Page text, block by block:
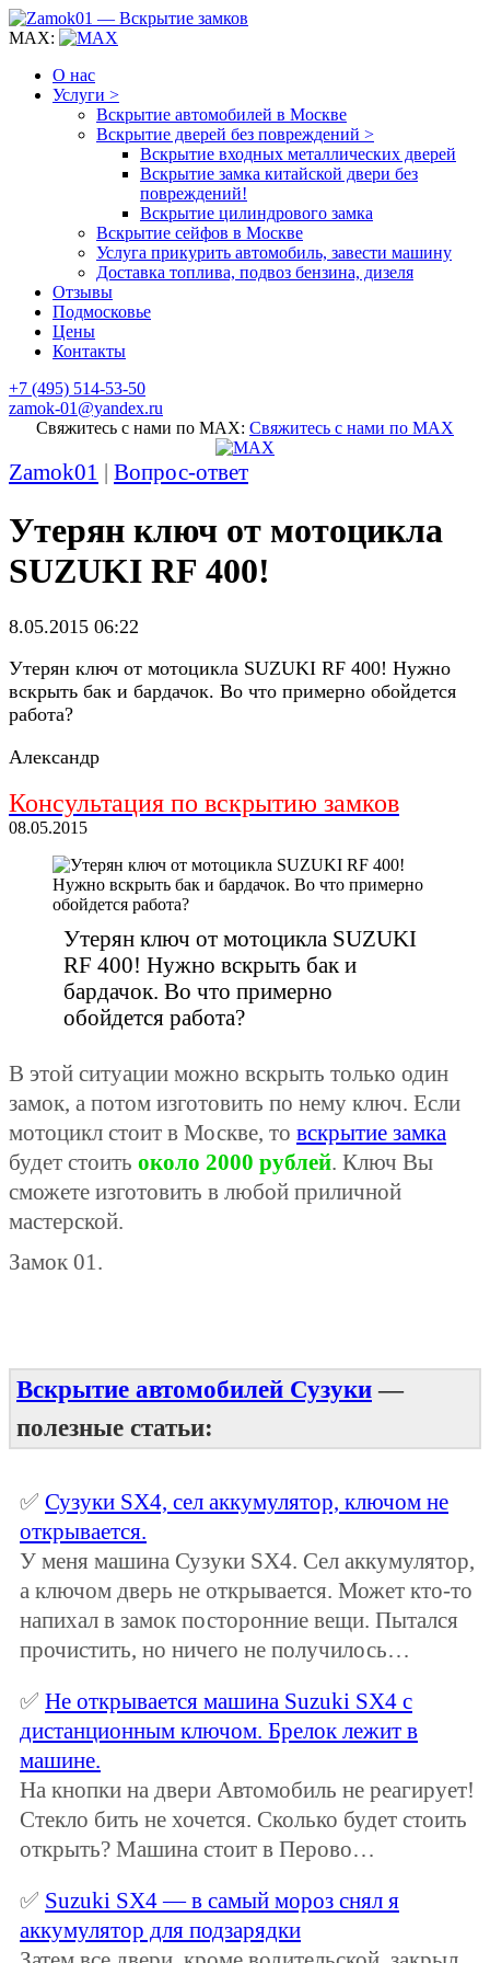
MAX:
О нас
Услуги >
Вскрытие автомобилей в Москве
Вскрытие дверей без повреждений >
Вскрытие входных металлических дверей
Вскрытие замка китайской двери без
повреждений!
Вскрытие цилиндрового замка
Вскрытие сейфов в Москве
Услуга прикурить автомобиль, завести машину
Доставка топлива, подвоз бензина, дизеля
Отзывы
Подмосковье
Цены
Контакты
+7 (495) 514-53-50
zamok-01@yandex.ru
Свяжитесь с нами по MAX: Свяжитесь с нами по MAX
Zamok01 | Вопрос-ответ
Утерян ключ от мотоцикла
SUZUKI RF 400!
8.05.2015 06:22
Утерян ключ от мотоцикла SUZUKI RF 400! Нужно
вскрыть бак и бардачок. Во что примерно обойдется
работа?
Александр
Консультация по вскрытию замков
08.05.2015
Утерян ключ от мотоцикла SUZUKI
RF 400! Нужно вскрыть бак и
бардачок. Во что примерно
обойдется работа?
В этой ситуации можно вскрыть только один
замок, а потом изготовить по нему ключ. Если
мотоцикл стоит в Москве, то вскрытие замка
будет стоить около 2000 рублей. Ключ Вы
сможете изготовить в любой приличной
мастерской.
Замок 01.
Вскрытие автомобилей Сузуки—
полезные статьи:
✅ Сузуки SX4, сел аккумулятор, ключом не
открывается.
У меня машина Сузуки SX4. Сел аккумулятор,
а ключом дверь не открывается. Может кто-то
напихал в замок посторонние вещи. Пытался
прочистить, но ничего не получилось…
✅ Не открывается машина Suzuki SX4 с
дистанционным ключом. Брелок лежит в
машине.
На кнопки на двери Автомобиль не реагирует!
Стекло бить не хочется. Сколько будет стоить
открыть? Машина стоит в Перово…
✅ Suzuki SX4 — в самый мороз снял я
аккумулятор для подзарядки